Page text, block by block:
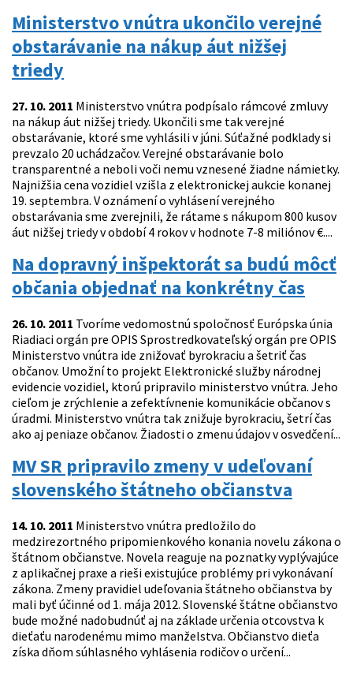
Ministerstvo vnútra ukončilo verejné
obstarávanie na nákup áut nižšej
triedy
27. 10. 2011 Ministerstvo vnútra podpísalo rámcové zmluvy
na nákup áut nižšej triedy. Ukončili sme tak verejné
obstarávanie, ktoré sme vyhlásili v júni. Súťažné podklady si
prevzalo 20 uchádzačov. Verejné obstarávanie bolo
transparentné a neboli voči nemu vznesené žiadne námietky.
Najnižšia cena vozidiel vzišla z elektronickej aukcie konanej
19. septembra. V oznámení o vyhlásení verejného
obstarávania sme zverejnili, že rátame s nákupom 800 kusov
áut nižšej triedy v období 4 rokov v hodnote 7-8 miliónov €....
Na dopravný inšpektorát sa budú môcť
občania objednať na konkrétny čas
26. 10. 2011 Tvoríme vedomostnú spoločnosť Európska únia
Riadiaci orgán pre OPIS Sprostredkovateľský orgán pre OPIS
Ministerstvo vnútra ide znižovať byrokraciu a šetriť čas
občanov. Umožní to projekt Elektronické služby národnej
evidencie vozidiel, ktorú pripravilo ministerstvo vnútra. Jeho
cieľom je zrýchlenie a zefektívnenie komunikácie občanov s
úradmi. Ministerstvo vnútra tak znižuje byrokraciu, šetrí čas
ako aj peniaze občanov. Žiadosti o zmenu údajov v osvedčení...
MV SR pripravilo zmeny v udeľovaní
slovenského štátneho občianstva
14. 10. 2011 Ministerstvo vnútra predložilo do
medzirezortného pripomienkového konania novelu zákona o
štátnom občianstve. Novela reaguje na poznatky vyplývajúce
z aplikačnej praxe a rieši existujúce problémy pri vykonávaní
zákona. Zmeny pravidiel udeľovania štátneho občianstva by
mali byť účinné od 1. mája 2012. Slovenské štátne občianstvo
bude možné nadobudnúť aj na základe určenia otcovstva k
dieťaťu narodenému mimo manželstva. Občianstvo dieťa
získa dňom súhlasného vyhlásenia rodičov o určení...